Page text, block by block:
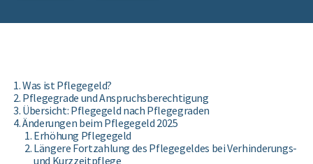
Was ist Pflegegeld?
Pflegegrade und Anspruchsberechtigung
Übersicht: Pflegegeld nach Pflegegraden
Änderungen beim Pflegegeld 2025
Erhöhung Pflegegeld
Längere Fortzahlung des Pflegegeldes bei Verhinderungs-
und Kurzzeitpflege